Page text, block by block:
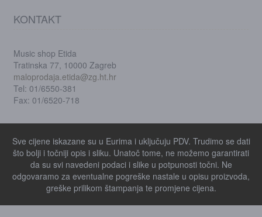
KONTAKT
Music shop Etida
Tratinska 77, 10000 Zagreb
maloprodaja.etida@zg.ht.hr
Tel: 01/6550-381
Fax: 01/6520-718
Sve cijene iskazane su u Eurima i uključuju PDV. Trudimo se dati
što bolji i točniji opis i sliku. Unatoč tome, ne možemo garantirati
da su svi navedeni podaci i slike u potpunosti točni. Ne
odgovaramo za eventualne pogreške nastale u opisu proizvoda,
greške prilikom štampanja te promjene cijena.